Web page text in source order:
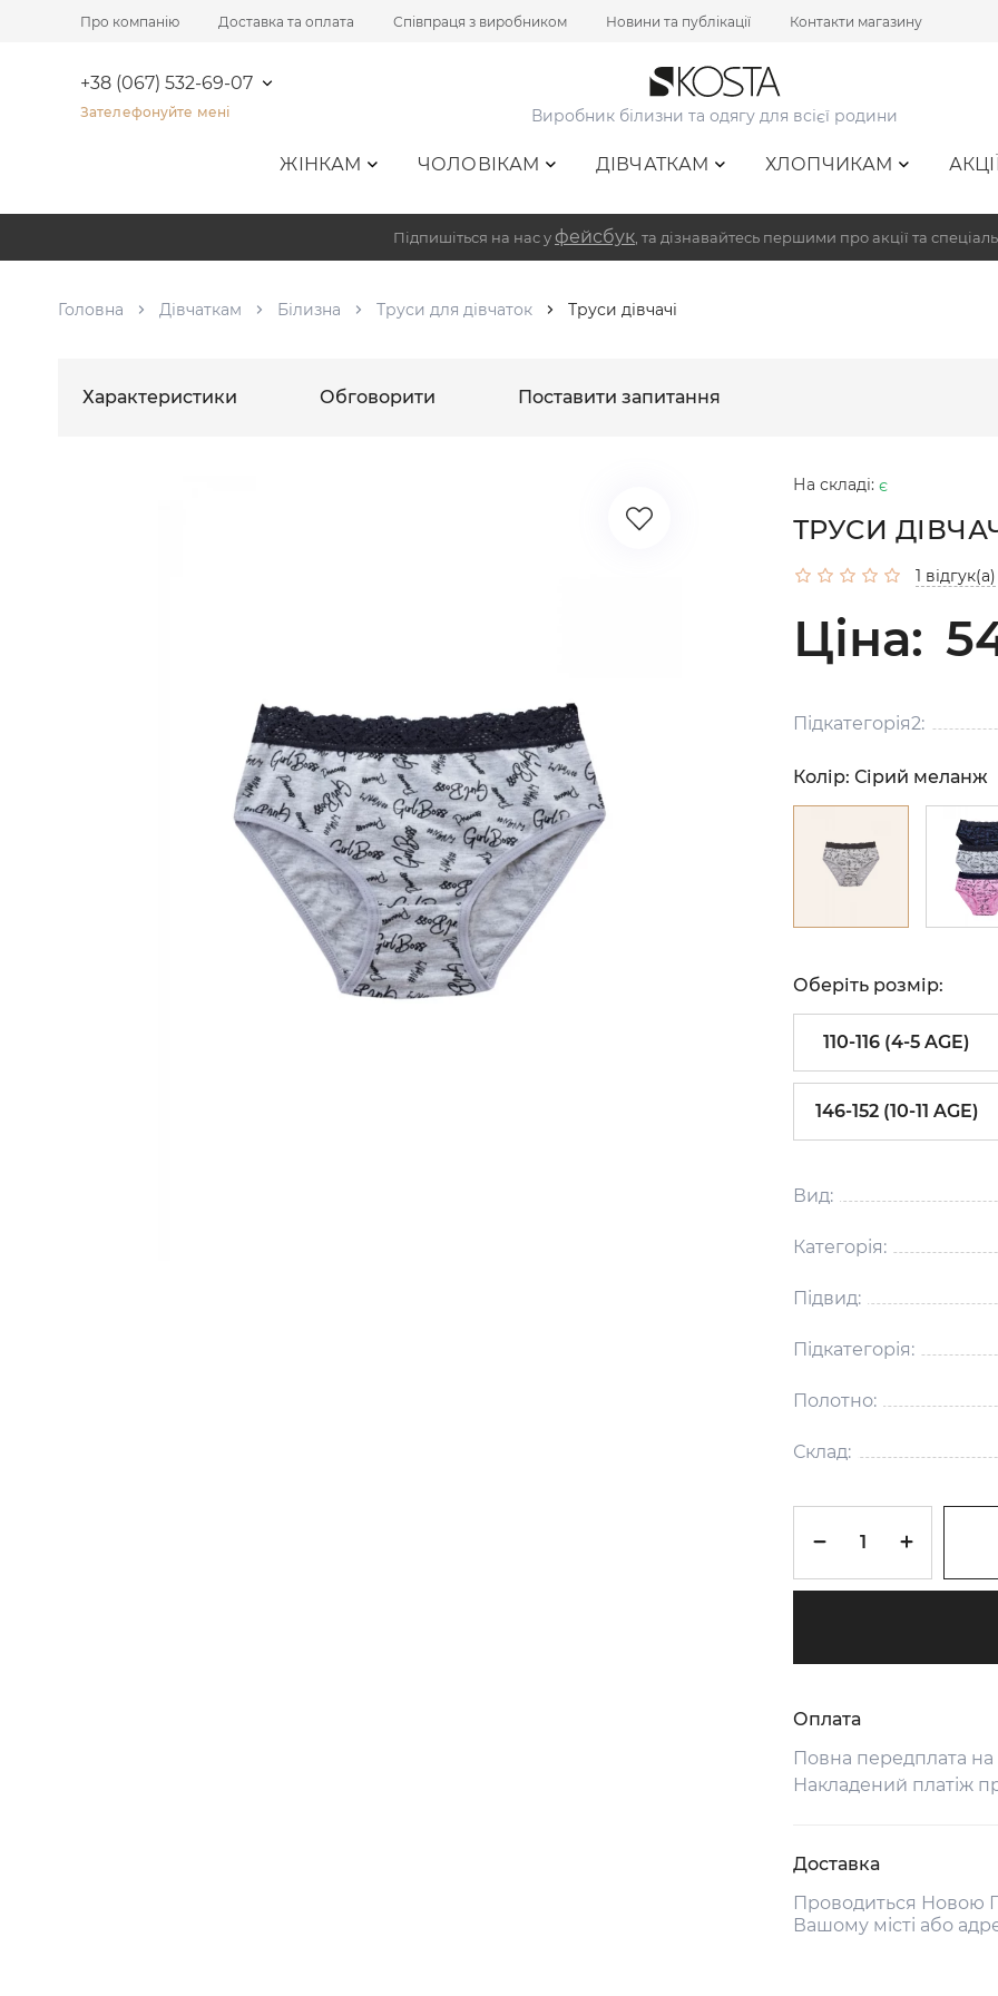
Про компанію Доставка та оплата Співпраця з виробником Новини та публікації Контакти магазину
+38 (067) 532-69-07
Зателефонуйте мені Виробник білизни та одягу для всієї родини
ЖІНКАМ ЧОЛОВІКАМ ДІВЧАТКАМ ХЛОПЧИКАМ
Підпишіться на нас у фейсбук , та дізнавайтесь першими про акції та
Головна Дівчаткам Білизна Труси для дівчаток Труси дівчачі
Характеристики Обговорити Поставити запитання
На складі: є
ТРУСИ
1 відгук(а)
Ціна:
Підкатегорія2:
Колір: Сірий меланж
Оберіть розмір:
110-116 (4-5 AGE)
146-152 (10-11 AGE)
Вид:
Категорія:
Підвид:
Підкатегорія:
Полотно:
Склад:
Оплата
Повна передплата
Накладений платіж
Доставка
Проводиться Новою
Вашому місті або